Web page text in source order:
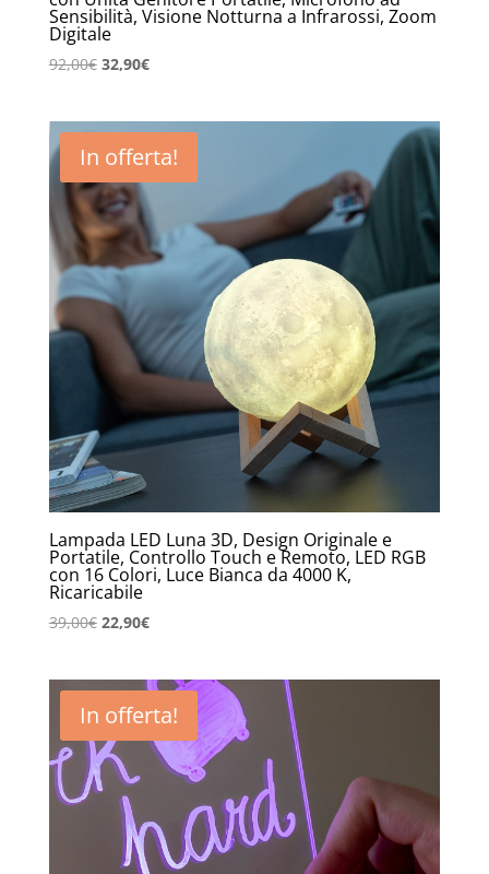
Sensibilità, Visione Notturna a Infrarossi, Zoom
Digitale
92,00€ Il
era:
92,00€.
32,90€Il
è:
32,90€.
In offerta!
Lampada LED Luna 3D, Design Originale e
Portatile, Controllo Touch e Remoto, LED RGB
con 16 Colori, Luce Bianca da 4000 K,
Ricaricabile
39,00€ Il
era:
39,00€.
22,90€Il
è:
22,90€.
In offerta!